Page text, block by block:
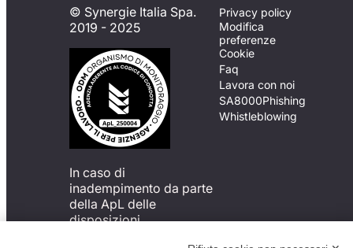
© Synergie Italia Spa.
2019 - 2025
In caso di
inadempimento da parte
della ApL delle
disposizioni
Privacy policy
Modifica
preferenze
Cookie
Faq
Lavora con noi
SA8000Phishing
Whistleblowing